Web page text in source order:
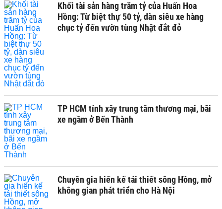
Khối tài sản hàng trăm tỷ của Huấn Hoa
Hồng: Từ biệt thự 50 tỷ, dàn siêu xe hàng
chục tỷ đến vườn tùng Nhật đắt đỏ
TP HCM tính xây trung tâm thương mại, bãi
xe ngầm ở Bến Thành
Chuyên gia hiến kế tái thiết sông Hồng, mở
không gian phát triển cho Hà Nội